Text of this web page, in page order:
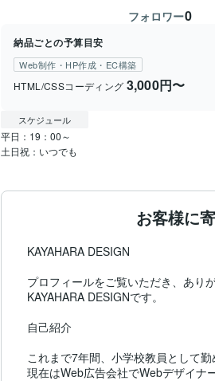
フォロワー0
納品ごとの予算目安
Web制作・HP作成・EC構築
HTML/CSSコーディング 3,000円〜
スケジュール
平日：19：00～
お客様に
KAYAHARA DESIGN
プロフィールをご覧いただき、あり
KAYAHARA DESIGNです。
自己紹介
これまで7年間、小学校教員として勤
現在はWeb広告会社でWebデザイナ